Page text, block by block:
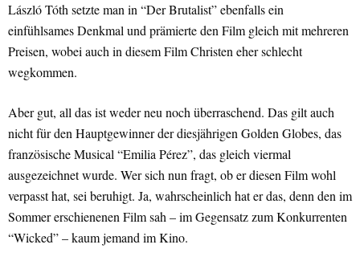
László Tóth setzte man in “Der Brutalist” ebenfalls ein
einfühlsames Denkmal und prämierte den Film gleich mit mehreren
Preisen, wobei auch in diesem Film Christen eher schlecht
wegkommen.
Aber gut, all das ist weder neu noch überraschend. Das gilt auch
nicht für den Hauptgewinner der diesjährigen Golden Globes, das
französische Musical “Emilia Pérez”, das gleich viermal
ausgezeichnet wurde. Wer sich nun fragt, ob er diesen Film wohl
verpasst hat, sei beruhigt. Ja, wahrscheinlich hat er das, denn den im
Sommer erschienenen Film sah – im Gegensatz zum Konkurrenten
“Wicked” – kaum jemand im Kino.